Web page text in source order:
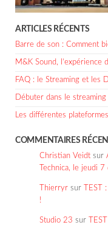
ARTICLES RÉCENTS
Barre de son : Comment
M&K Sound, l’expérience
FAQ : le Streaming et les
Débuter dans le streaming
Les différentes
COMMENTAIRES
Christian Veidt sur
Technica, le jeudi
Thierryr sur
!
Studio 23 sur